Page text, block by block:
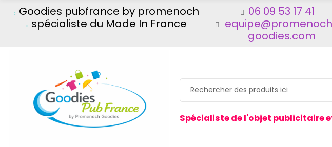
Goodies pubfrance by promenoch
spécialiste du Made In France
06 09 53 17 41
goodies.com
Spécialiste de l'objet publicitaire